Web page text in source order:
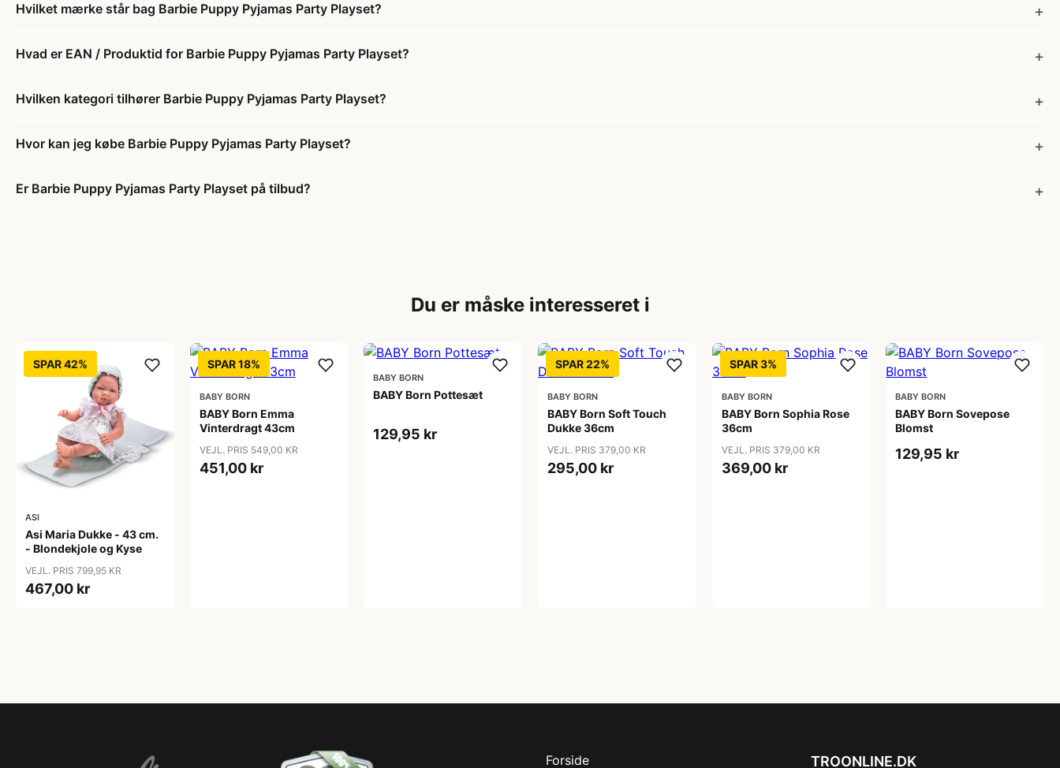
Hvilket mærke står bag Barbie Puppy Pyjamas Party Playset?
Hvad er EAN / Produktid for Barbie Puppy Pyjamas Party Playset?
Hvilken kategori tilhører Barbie Puppy Pyjamas Party Playset?
Hvor kan jeg købe Barbie Puppy Pyjamas Party Playset?
Er Barbie Puppy Pyjamas Party Playset på tilbud?
Du er måske interesseret i
SPAR 42%
ASI
Asi Maria Dukke - 43 cm.
- Blondekjole og Kyse
VEJL. PRIS 799,95 KR
467,00 kr
SPAR 18%
BABY BORN
BABY Born Emma
Vinterdragt 43cm
VEJL. PRIS 549,00 KR
451,00 kr
BABY BORN
BABY Born Pottesæt
129,95 kr
SPAR 22%
BABY BORN
BABY Born Soft Touch
Dukke 36cm
VEJL. PRIS 379,00 KR
295,00 kr
SPAR 3%
BABY BORN
BABY Born Sophia Rose
36cm
VEJL. PRIS 379,00 KR
369,00 kr
BABY BORN
BABY Born Sovepose
Blomst
129,95 kr
Forside TROONLINE.DK